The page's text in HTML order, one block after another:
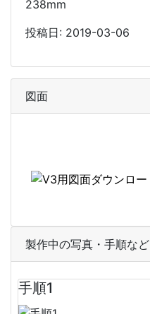
238mm
投稿日: 2019-03-06
図面
製作中の写真・手順など
手順1